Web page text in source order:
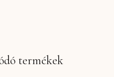
termékek